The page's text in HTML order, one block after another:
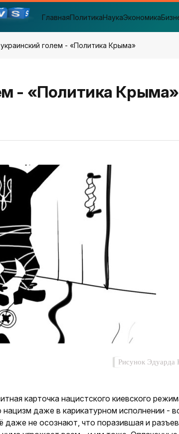
ГлавнаяПолитикаНаукаЭкономика
голем - «Политика Крыма»
- «Политика Крыма»
Рисунок Эдуарда
карточка нацистского киевского
даже в карикатурном исполнении -
даже не осознают, что поразившая и